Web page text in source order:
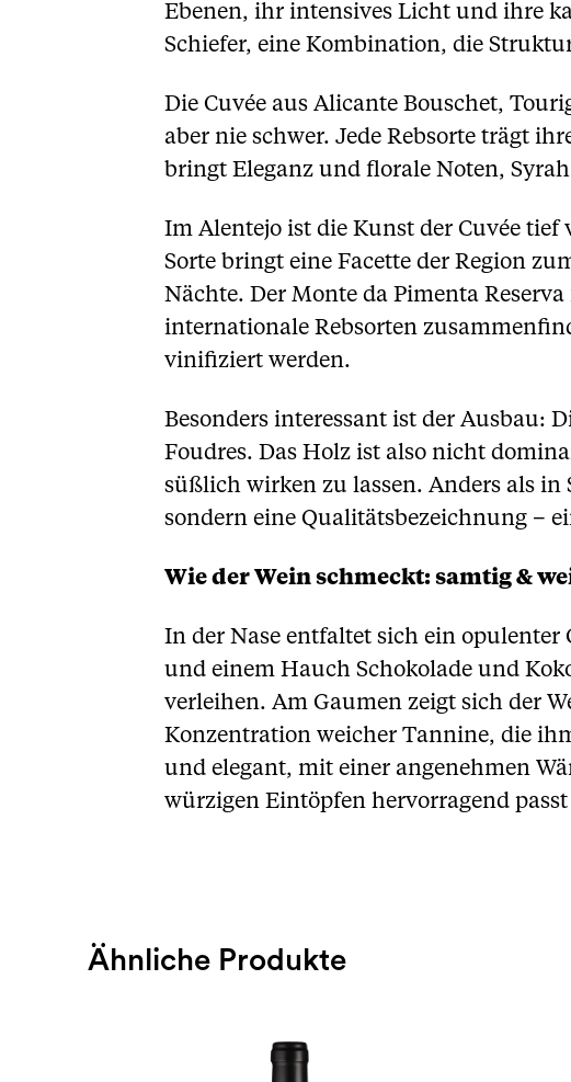
Ebenen, ihr intensives Licht und ihre
Schiefer, eine Kombination, die
Die Cuvée aus Alicante Bouschet,
aber nie schwer. Jede Rebsorte trägt
bringt Eleganz und florale Noten,
Im Alentejo ist die Kunst der Cuvée
Sorte bringt eine Facette der Region
Nächte. Der Monte da Pimenta
internationale Rebsorten
vinifiziert werden.
Besonders interessant ist der Ausbau:
Foudres. Das Holz ist also nicht
süßlich wirken zu lassen. Anders als in
sondern eine Qualitätsbezeichnung –
Wie der Wein schmeckt: samtig &
In der Nase entfaltet sich ein
und einem Hauch Schokolade und
verleihen. Am Gaumen zeigt sich der
Konzentration weicher Tannine, die
und elegant, mit einer angenehmen
würzigen Eintöpfen hervorragend
Ähnliche Produkte